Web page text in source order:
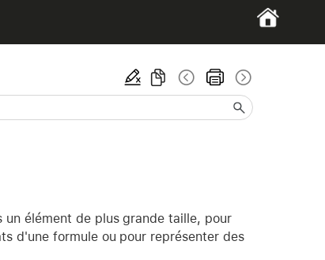
élément de plus grande taille, pour
d'une formule ou pour représenter des